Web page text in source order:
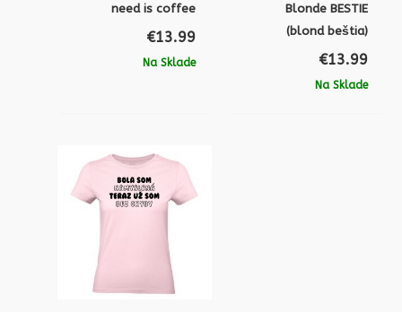
need is coffee
€13.99
Na Sklade
Blonde BESTIE
(blond beštia)
€13.99
Na Sklade